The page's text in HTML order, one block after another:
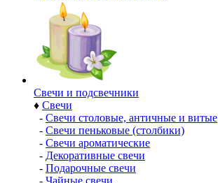
Свечи и подсвечники
♦ Свечи
- Свечи столовые, античные и витые
- Свечи пеньковые (столбики)
- Свечи ароматические
- Декоративные свечи
- Подарочные свечи
- Чайные свечи